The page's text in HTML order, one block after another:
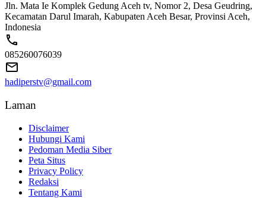
Jln. Mata Ie Komplek Gedung Aceh tv, Nomor 2, Desa Geudring,
Kecamatan Darul Imarah, Kabupaten Aceh Besar, Provinsi Aceh,
Indonesia
085260076039
hadiperstv@gmail.com
Laman
Disclaimer
Hubungi Kami
Pedoman Media Siber
Peta Situs
Privacy Policy
Redaksi
Tentang Kami